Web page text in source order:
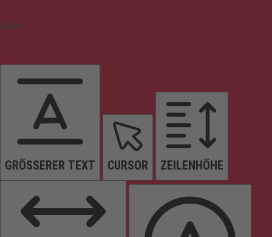
Inhalt
GRÖSSERER TEXT CURSOR ZEILENHÖHE